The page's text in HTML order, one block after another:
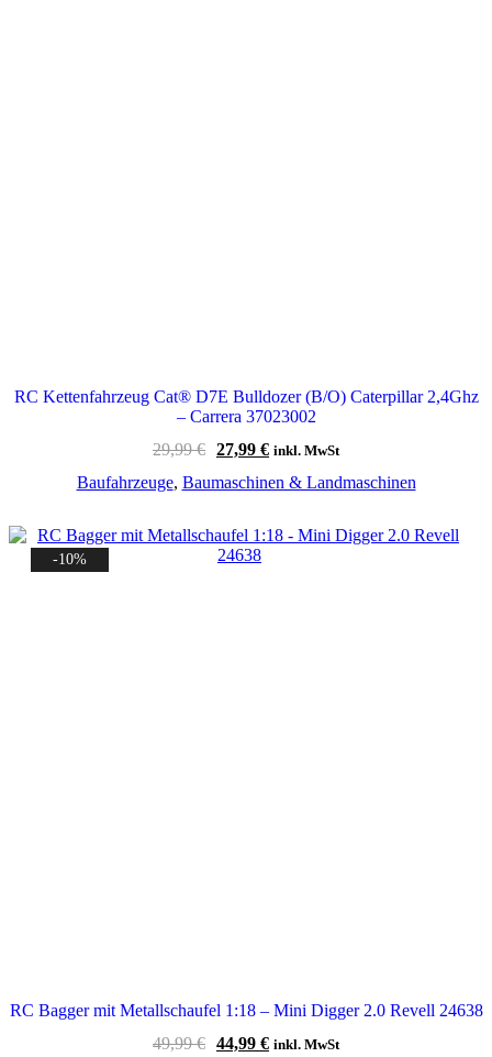
RC Kettenfahrzeug Cat® D7E Bulldozer (B/O) Caterpillar 2,4Ghz
– Carrera 37023002
29,99€ Ursprünglicher
war:
27,99 €Aktueller
ist:
inkl. MwSt
Baufahrzeuge, Baumaschinen & Landmaschinen
-10%
RC Bagger mit Metallschaufel 1:18 – Mini Digger 2.0 Revell 24638
49,99€ Ursprünglicher
44,99 €Aktueller
inkl. MwSt